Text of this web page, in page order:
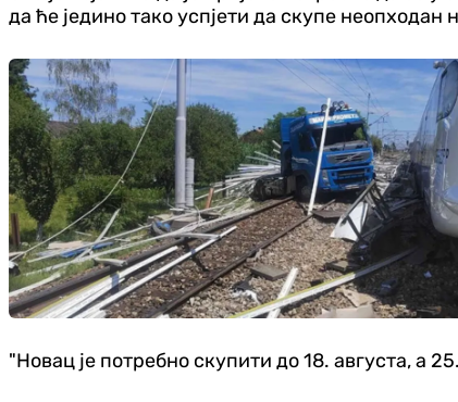
да ће једино тако успјети да скупе неопходан
"Новац је потребно скупити до 18. августа, а